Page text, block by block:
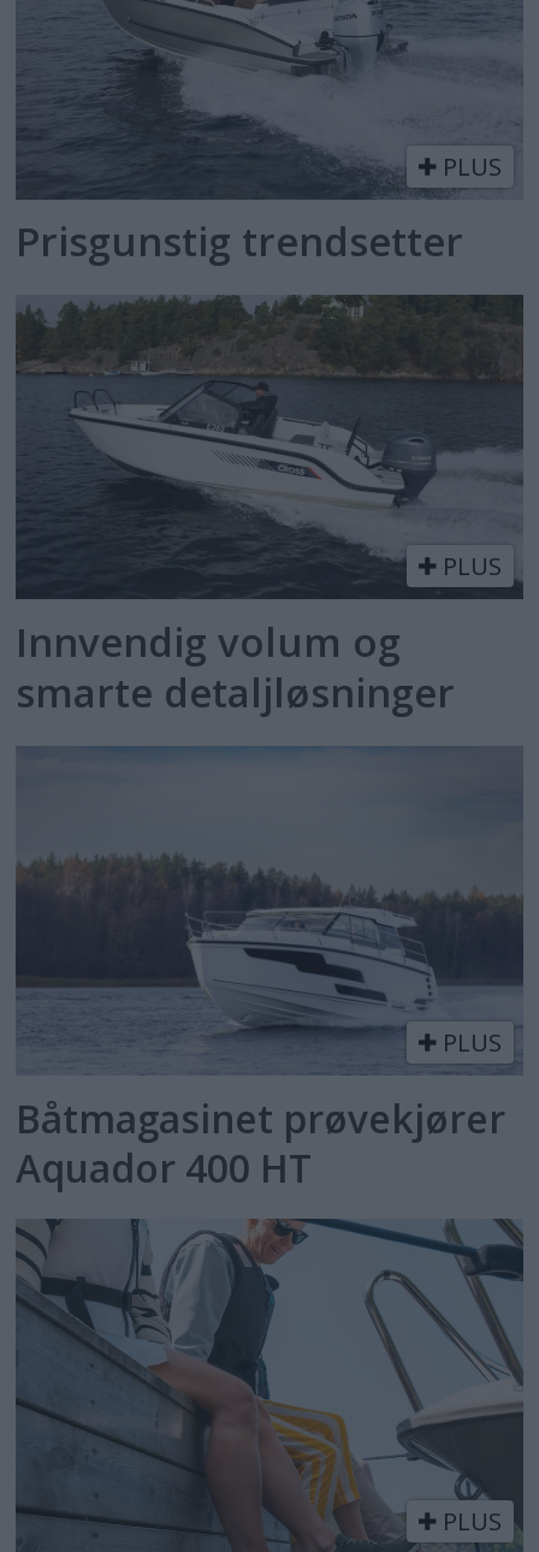
PLUS
Prisgunstig trendsetter
PLUS
Innvendig volum og
smarte detaljløsninger
PLUS
Båtmagasinet prøvekjører
Aquador 400 HT
PLUS